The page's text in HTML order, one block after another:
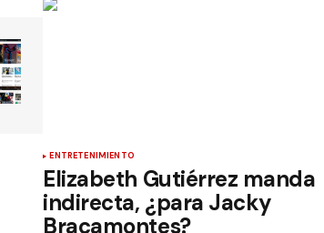
ENTRETENIMIENTO
Elizabeth Gutiérrez manda
indirecta, ¿para Jacky
Bracamontes?